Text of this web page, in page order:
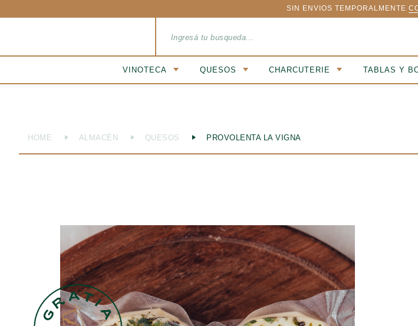
SIN ENVIOS TEMPORALMENTE
por:
VINOTECA QUESOS CHARCUTERIE TABLAS Y
HOME ALMACÉN QUESOS PROVOLENTA LA VIGNA